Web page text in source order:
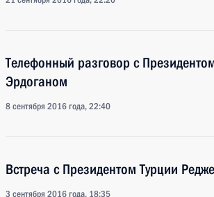
Телефонный разговор с
Эрдоганом
8 сентября 2016 года, 22:40
Встреча с Президентом Турции
3 сентября 2016 года, 18:35